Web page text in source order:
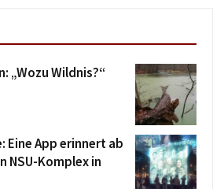
„Wozu Wildnis?“
App erinnert ab
NSU-Komplex in